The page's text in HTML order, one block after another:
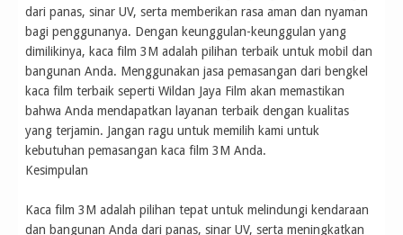
dari panas, sinar UV, serta memberikan rasa aman dan nyaman
bagi penggunanya. Dengan keunggulan-keunggulan yang
dimilikinya, kaca film 3M adalah pilihan terbaik untuk mobil dan
bangunan Anda. Menggunakan jasa pemasangan dari bengkel
kaca film terbaik seperti Wildan Jaya Film akan memastikan
bahwa Anda mendapatkan layanan terbaik dengan kualitas
yang terjamin. Jangan ragu untuk memilih kami untuk
kebutuhan pemasangan kaca film 3M Anda.
Kesimpulan
Kaca film 3M adalah pilihan tepat untuk melindungi kendaraan
dan bangunan Anda dari panas, sinar UV, serta meningkatkan